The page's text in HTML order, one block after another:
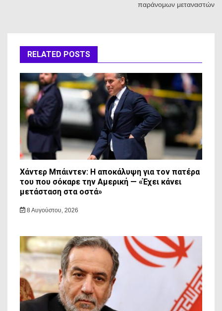
παράνομων μεταναστών
RELATED POSTS
Χάντερ Μπάιντεν: Η αποκάλυψη για τον πατέρα
του που σόκαρε την Αμερική — «Έχει κάνει
μετάσταση στα οστά»
8 Αυγούστου, 2026